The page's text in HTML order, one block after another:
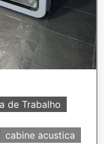
de Trabalho
cabine acustica